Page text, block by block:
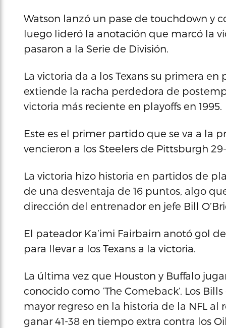
Watson lanzó un pase de touchdown y
luego lideró la anotación que marcó la
pasaron a la Serie de División.
La victoria da a los Texans su primera
extiende la racha perdedora de
victoria más reciente en playoffs en 1995.
Este es el primer partido que se va a la
vencieron a los Steelers de Pittsburgh
La victoria hizo historia en partidos de
de una desventaja de 16 puntos, algo
dirección del entrenador en jefe Bill
El pateador Ka’imi Fairbairn anotó gol
para llevar a los Texans a la victoria.
La última vez que Houston y Buffalo
conocido como ‘The Comeback’. Los
mayor regreso en la historia de la NFL
ganar 41-38 en tiempo extra contra los